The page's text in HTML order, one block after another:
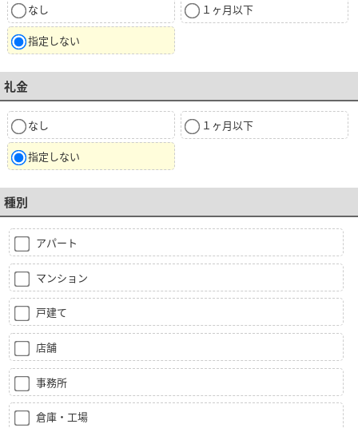
なし １ヶ月以下
指定しない
礼金
なし １ヶ月以下
指定しない
種別
アパート
マンション
戸建て
店舗
事務所
倉庫・工場